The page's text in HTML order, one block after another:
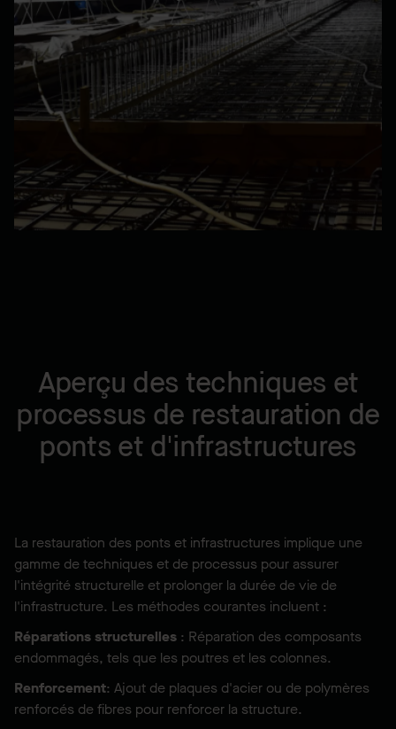
Aperçu des techniques et
processus de restauration de
ponts et d'infrastructures
La restauration des ponts et infrastructures implique une
gamme de techniques et de processus pour assurer
l'intégrité structurelle et prolonger la durée de vie de
l'infrastructure. Les méthodes courantes incluent :
Réparations structurelles : Réparation des composants
endommagés, tels que les poutres et les colonnes.
Renforcement: Ajout de plaques d'acier ou de polymères
renforcés de fibres pour renforcer la structure.